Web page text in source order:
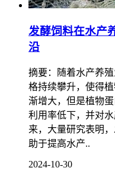
发酵饲料在水产
沿
摘要：随着水产养
格持续攀升，使得
渐增大，但是植物
利用率低下，并对
来，大量研究表明
助于提高水产..
2024-10-30